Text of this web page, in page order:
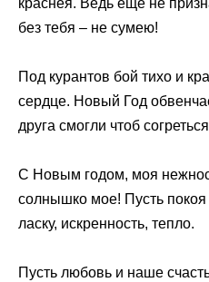
без тебя – не сумею!
Под курантов бой тихо и
сердце. Новый Год
друга смогли чтоб
С Новым годом, моя
солнышко мое! Пусть
ласку, искренность, тепло.
Пусть любовь и наше